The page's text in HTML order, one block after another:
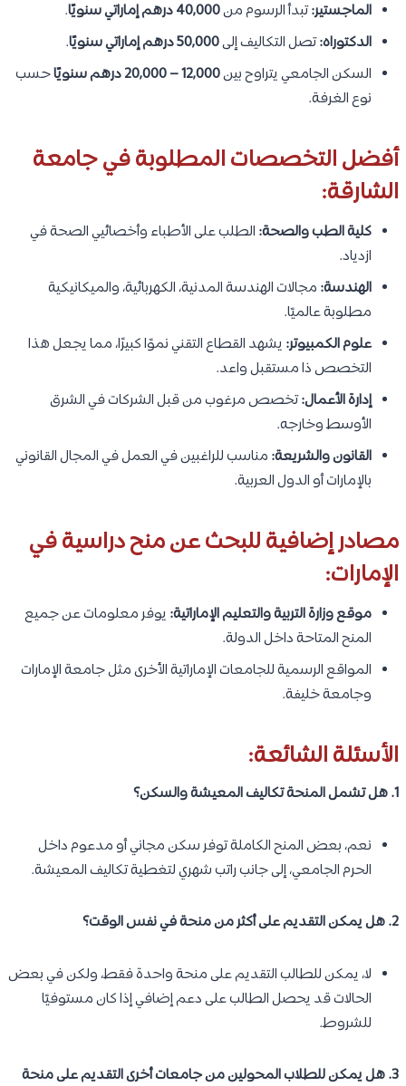
الماجستير:تبدأ الرسوم من40,000 درهم إماراتي سنويًا
.
الدكتوراه:تصل التكاليف إلى50,000 درهم إماراتي سنويًا
.
السكن الجامعي يتراوح بين12,000 – 20,000 درهم سنويًا
حسب
نوع الغرفة.
أفضل التخصصات المطلوبة في جامعة
الشارقة:
كلية الطب والصحة: الطلب على الأطباء وأخصائيي الصحة في
ازدياد.
الهندسة: مجالات الهندسة المدنية، الكهربائية، والميكانيكية
مطلوبة عالميًا.
علوم الكمبيوتر: يشهد القطاع التقني نموًا كبيرًا، مما يجعل هذا
التخصص ذا مستقبل واعد.
إدارة الأعمال:تخصص مرغوب من قبل الشركات في الشرق
الأوسط وخارجه.
القانون والشريعة: مناسب للراغبين في العمل في المجال القانوني
بالإمارات أو الدول العربية.
مصادر إضافية للبحث عن منح دراسية في
الإمارات:
موقع وزارة التربية والتعليم الإماراتية: يوفر معلومات عن جميع
المنح المتاحة داخل الدولة.
المواقع الرسمية للجامعات الإماراتية الأخرى مثل جامعة الإمارات
وجامعة خليفة.
الأسئلة الشائعة:
1. هل تشمل المنحة تكاليف المعيشة والسكن؟
نعم، بعض المنح الكاملة توفر سكن مجاني أو مدعوم داخل
الحرم الجامعي، إلى جانب راتب شهري لتغطية تكاليف المعيشة.
2. هل يمكن التقديم على أكثر من منحة في نفس الوقت؟
لا، يمكن للطالب التقديم على منحة واحدة فقط، ولكن في بعض
الحالات قد يحصل الطالب على دعم إضافي إذا كان مستوفيًا
للشروط.
3. هل يمكن للطلاب المحولين من جامعات أخرى التقديم على منحة